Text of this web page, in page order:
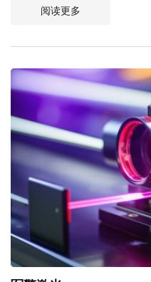
星空灯和草坪灯。
阅读更多